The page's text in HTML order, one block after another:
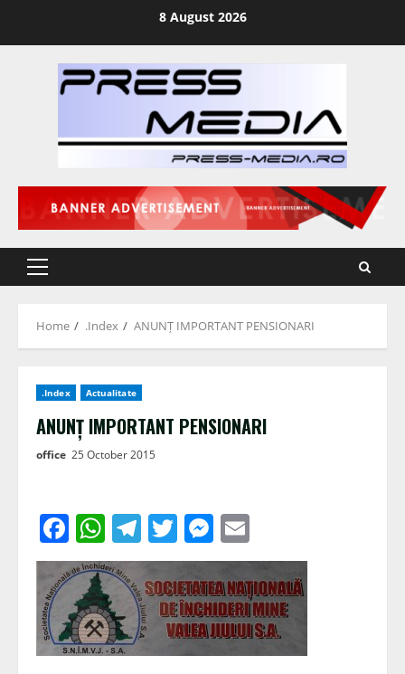
8 August 2026
Primary
Home .Index ANUNȚ IMPORTANT PENSIONARI
.Index Actualitate
ANUNȚ IMPORTANT PENSIONARI
office 25 October 2015
Facebook
WhatsApp
Telegram
TwitterMessenger